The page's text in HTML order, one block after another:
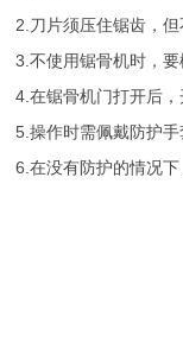
2.刀片须压住锯齿，但
3.不使用锯骨机时，
4.在锯骨机门打开后
5.操作时需佩戴防护手
6.在没有防护的情况下